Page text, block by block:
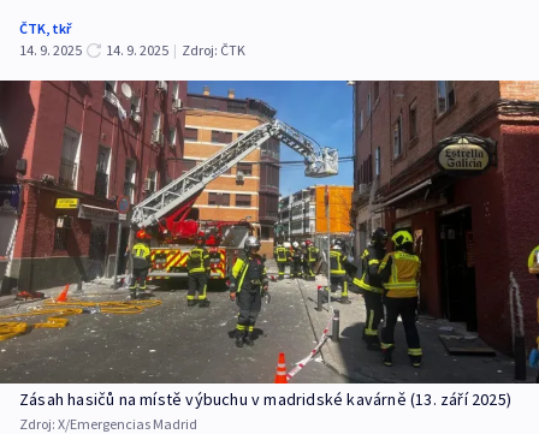
ČTK, tkř
14. 9. 2025
14. 9. 2025 | Zdroj: ČTK
Zásah hasičů na místě výbuchu v madridské kavárně (13. září 2025)
Zdroj: X/Emergencias Madrid